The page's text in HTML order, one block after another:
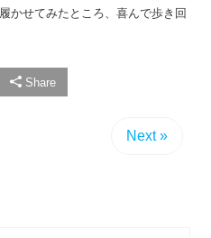
Share
Next »